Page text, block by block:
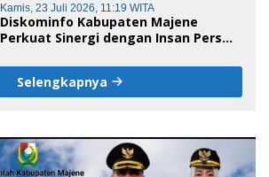
Kamis, 23 Juli 2026, 11:19 WITA
Diskominfo Kabupaten Majene
Perkuat Sinergi dengan Insan Pers
Selengkapnya